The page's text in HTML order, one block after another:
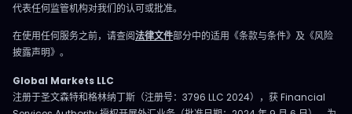
代表任何监管机构对我们的认可或批准。
在使用任何服务之前，请查阅法律文件部分中的适用《条款与条件》及《风险
披露声明》。
Global Markets LLC
注册于圣文森特和格林纳丁斯（注册号：3796 LLC 2024），获 Financial